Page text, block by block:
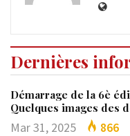
Dernières
Démarrage de la 6è
Quelques images des
Mar 31, 2025 866